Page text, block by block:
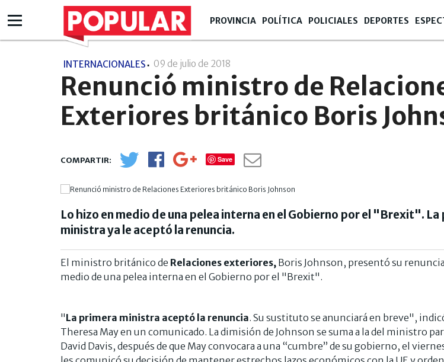
PROVINCIA POLÍTICA POLICIALES DEPORTES
INTERNACIONALES 09 de julio de 2018
Renunció ministro de
Exteriores británico Boris
Save
Lo hizo en medio de una pelea interna en el Gobierno por el "Brexit". La
ministra ya le aceptó la renuncia.
El ministro británico de Relaciones exteriores, Boris Johnson, presentó su
medio de una pelea interna en el Gobierno por el "Brexit".
"La primera ministra aceptó la renuncia. Su sustituto se anunciará en breve",
Theresa May en un comunicado. La dimisión de Johnson se suma a la del ministro
David Davis, después de que May convocara a una “cumbre” de su gobierno, el